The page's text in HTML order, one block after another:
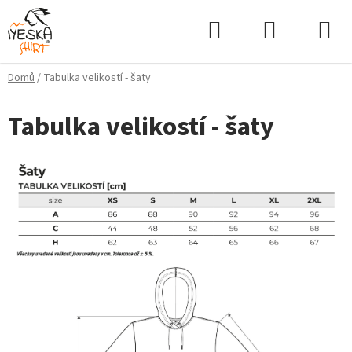
Přejít
na
obsah
Domů/ Tabulka velikostí - šaty
Tabulka velikostí - šaty